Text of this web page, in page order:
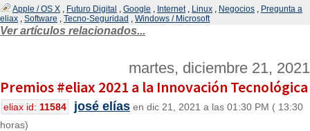
Apple / OS X , Futuro Digital , Google , Internet, Linux , Negocios , Pregunta a
eliax , Software , Tecno-Seguridad , Windows / Microsoft
Ver artículos relacionados...
martes, diciembre 21, 2021
Premios #eliax 2021 a la Innovación Tecnológica
eliax id: 11584 josé elías en dic 21, 2021 a las 01:30 PM ( 13:30
horas)